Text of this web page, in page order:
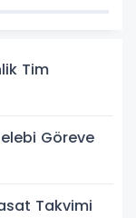
Tim
Göreve
Takvimi